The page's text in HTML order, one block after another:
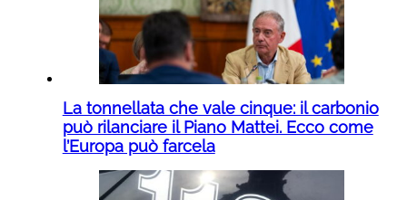
La tonnellata che vale cinque: il carbonio
può rilanciare il Piano Mattei. Ecco come
l’Europa può farcela